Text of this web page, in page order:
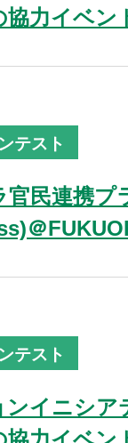
力イベン
テスト
官民連携
＠
テスト
ンイニシ